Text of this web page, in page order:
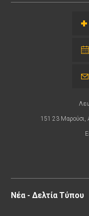
151 23 Μαρούσι,
Νέα - Δελτία Τύπου